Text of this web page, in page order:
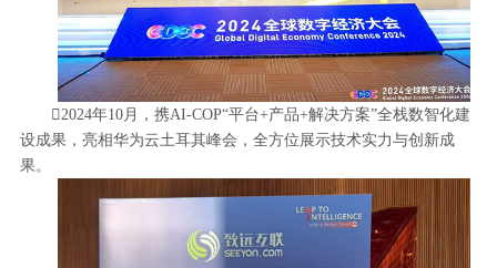
2024年10月，携AI-COP“平台+产品+解决方案”全栈数智化建
设成果，亮相华为云土耳其峰会，全方位展示技术实力与创新成
果。